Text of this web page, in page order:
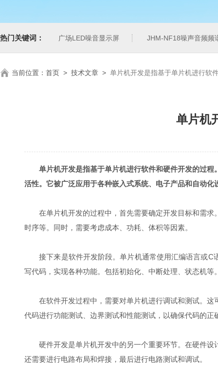
热门关键词： 广场LED噪音显示屏 JHM-NF18噪声音频频
当前位置： 首页 > 技术文章 > 单片机开发是指基于单片机进行软
单片机
单片机开发是指基于单片机进行软件和硬件开发的过
活性。它被广泛应用于各种嵌入式系统、电子产品和自动化
在单片机开发的过程中，首先需要确定开发目标和需求
时序等。同时，需要考虑成本、功耗、体积等因素。
接下来是软件开发阶段。单片机通常使用汇编语言或C
写代码，实现各种功能。包括初始化、中断处理、状态机等
在软件开发过程中，需要对单片机进行调试和测试。这
代码进行功能测试、边界测试和性能测试，以确保代码的正
硬件开发是单片机开发中的另一个重要环节。在硬件设
还需要进行电路布局和焊接，最后进行电路测试和调试。